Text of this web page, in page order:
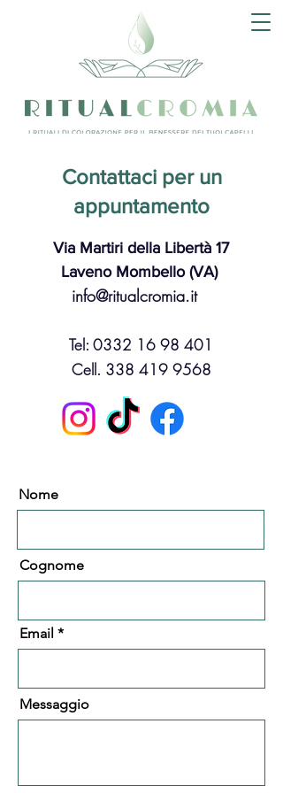
Contattaci per un
appuntamento
Via Martiri della Libertà 17
Laveno Mombello (VA)
info@ritualcromia.it
Tel: 0332 16 98 401
Cell. 338 419 9568
Nome
Cognome
Email
Messaggio